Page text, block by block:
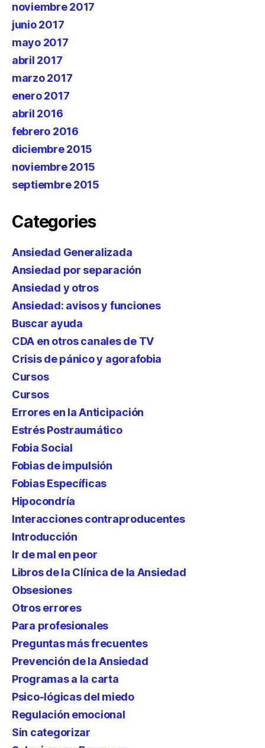
noviembre 2017
junio 2017
mayo 2017
abril 2017
marzo 2017
enero 2017
abril 2016
febrero 2016
diciembre 2015
noviembre 2015
septiembre 2015
Categories
Ansiedad Generalizada
Ansiedad por separación
Ansiedad y otros
Ansiedad: avisos y funciones
Buscar ayuda
CDA en otros canales de TV
Crisis de pánico y agorafobia
Cursos
Cursos
Errores en la Anticipación
Estrés Postraumático
Fobia Social
Fobias de impulsión
Fobias Específicas
Hipocondría
Interacciones contraproducentes
Introducción
Ir de mal en peor
Libros de la Clínica de la Ansiedad
Obsesiones
Otros errores
Para profesionales
Preguntas más frecuentes
Prevención de la Ansiedad
Programas a la carta
Psico-lógicas del miedo
Regulación emocional
Sin categorizar